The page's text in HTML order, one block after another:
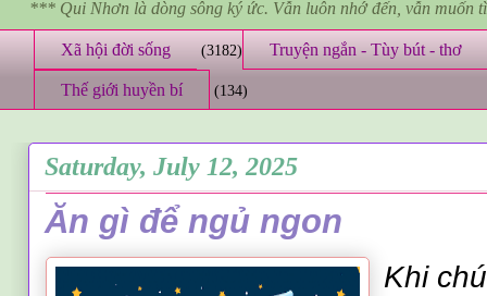
*** Qui Nhơn là dòng sông ký ức. Vẫn luôn nhớ đến, vẫn muốn
Xã hội đời sống (3182) Truyện ngắn - Tùy bút - thơ
Thế giới huyền bí (134)
Saturday, July 12, 2025
Ăn gì để ngủ ngon
Khi